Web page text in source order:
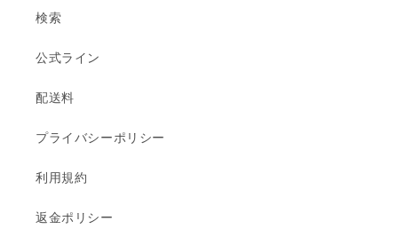
検索
公式ライン
配送料
プライバシーポリシー
利用規約
返金ポリシー